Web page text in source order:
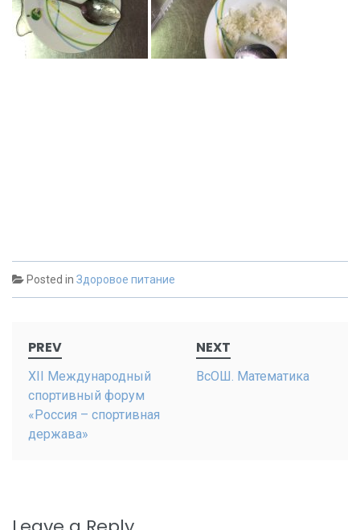
Posted in Здоровое питание
navigation
PREV
XII Международный
спортивный форум
«Россия – спортивная
держава»
NEXT
ВсОШ. Математика